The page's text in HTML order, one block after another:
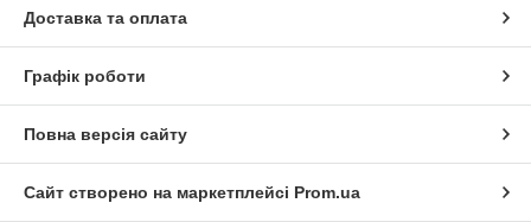
Доставка та оплата
Графік роботи
Повна версія сайту
Сайт створено на маркетплейсі Prom.ua